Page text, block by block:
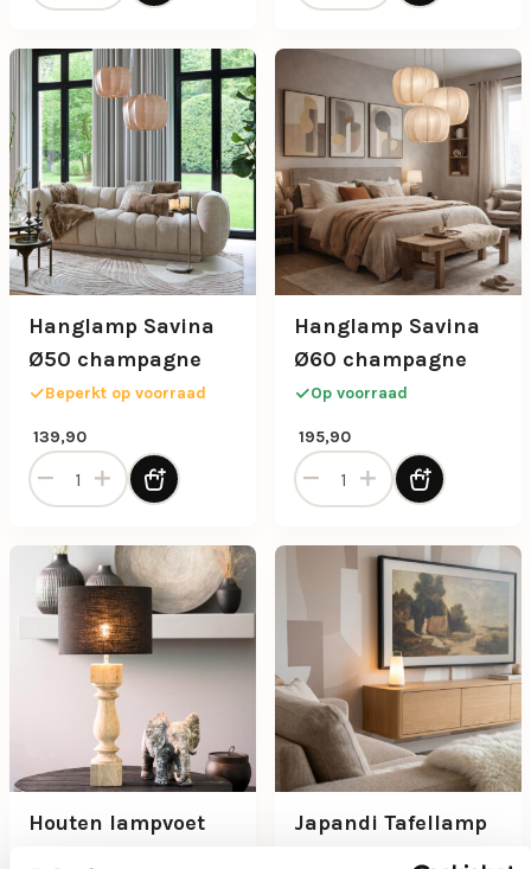
Hanglamp Savina
Ø50 champagne
Beperkt op voorraad
139,90
Hanglamp Savina Ø50 champagne aantal
Hanglamp Savina
Ø60 champagne
Op voorraad
195,90
Hanglamp Savina Ø60
Houten lampvoet
Japandi Tafellamp